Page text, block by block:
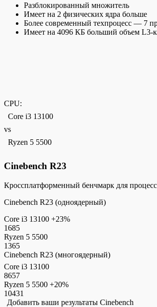
Разблокированный множитель
Имеет на 2 физических ядра больше
Более современный техпроцесс — 7
Имеет на 4096 КБ больший объем L3-
CPU:
Core i3 13100
vs
Ryzen 5 5500
Cinebench R23
Кроссплатформенный бенчмарк для
Cinebench R23 (одноядерный)
Core i3 13100 +23%
1685
Ryzen 5 5500
1365
Cinebench R23 (многоядерный)
Core i3 13100
8657
Ryzen 5 5500 +20%
10431
Добавить ваши результаты Cinebench